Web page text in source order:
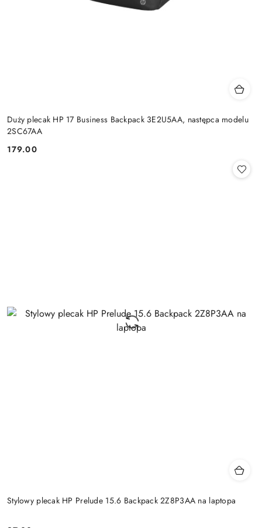
Duży plecak HP 17 Business Backpack 3E2U5AA, następca modelu
2SC67AA
Cena:
179.00
Stylowy plecak HP Prelude 15.6 Backpack 2Z8P3AA na laptopa